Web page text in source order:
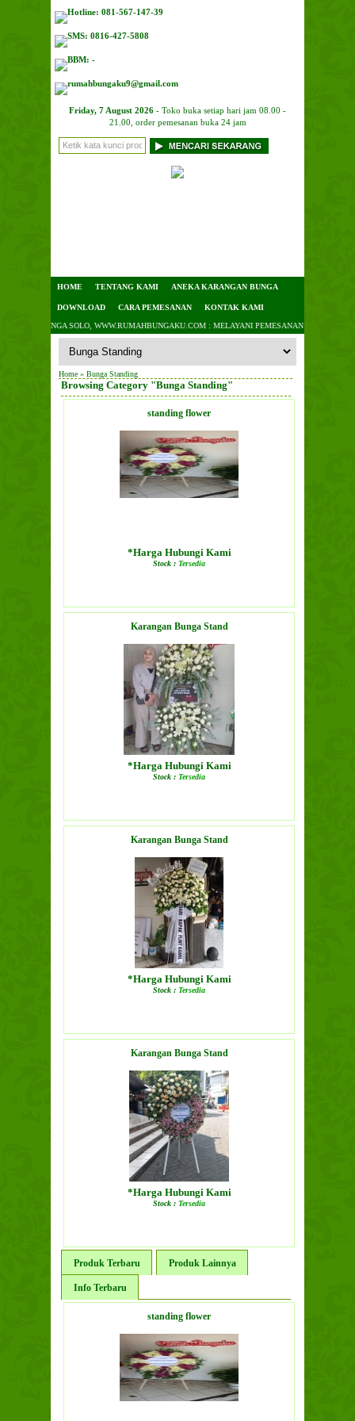
Friday, 7 August 2026 - Toko buka setiap hari jam 08.00 -
21.00, order pemesanan buka 24 jam
HOME TENTANG KAMI ANEKA KARANGAN BUNGA
DOWNLOAD CARA PEMESANAN KONTAK KAMI
BUNGA SOLO, WWW.RUMAHBUNGAKU.COM : MELAYANI PEMESANAN DAN
Home » Bunga Standing
Browsing Category "Bunga Standing"
standing flower
*Harga Hubungi Kami
Stock : Tersedia
Karangan Bunga Stand
*Harga Hubungi Kami
Stock : Tersedia
Karangan Bunga Stand
*Harga Hubungi Kami
Stock : Tersedia
Karangan Bunga Stand
*Harga Hubungi Kami
Stock : Tersedia
Produk Terbaru Produk Lainnya
Info Terbaru
standing flower
Hotline: 081-567-147-39
SMS: 0816-427-5808
BBM: -
rumahbungaku9@gmail.com